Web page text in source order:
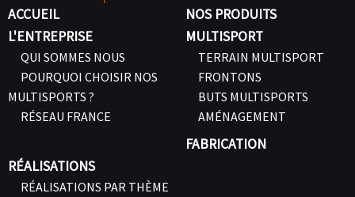
ACCUEIL
L'ENTREPRISE
QUI SOMMES NOUS
POURQUOI CHOISIR NOS
MULTISPORTS ?
RÉSEAU FRANCE
NOS PRODUITS
MULTISPORT
TERRAIN MULTISPORT
FRONTONS
BUTS MULTISPORTS
AMÉNAGEMENT
FABRICATION
RÉALISATIONS
RÉALISATIONS PAR THÈME